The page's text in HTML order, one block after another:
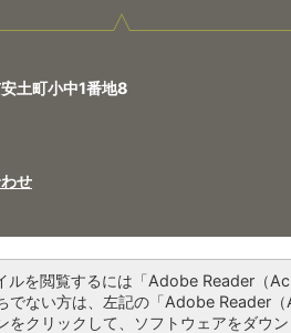
土町小中1番地8
せ
ルを閲覧するには「Adobe Reader（
でない方は、左記の「Adobe Reader
をクリックして、ソフトウェアをダウ